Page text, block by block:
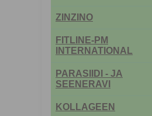
ZINZINO
FITLINE-PM
INTERNATIONAL
PARASIIDI - JA
SEENERAVI
KOLLAGEEN